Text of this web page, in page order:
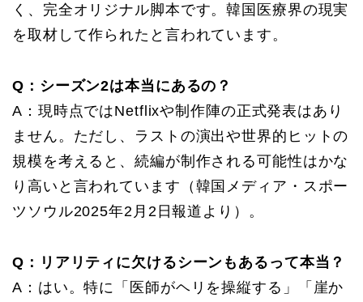
く、完全オリジナル脚本です。韓国医療界の現実
を取材して作られたと言われています。
Q：シーズン2は本当にあるの？
A：現時点ではNetflixや制作陣の正式発表はあり
ません。ただし、ラストの演出や世界的ヒットの
規模を考えると、続編が制作される可能性はかな
り高いと言われています（韓国メディア・スポー
ツソウル2025年2月2日報道より）。
Q：リアリティに欠けるシーンもあるって本当？
A：はい。特に「医師がヘリを操縦する」「崖か